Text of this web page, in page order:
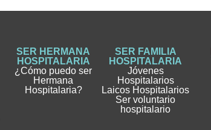
SER HERMANA
HOSPITALARIA
¿Cómo puedo ser
Hermana
Hospitalaria?
SER FAMILIA
HOSPITALARIA
Jóvenes
Hospitalarios
Laicos Hospitalarios
Ser voluntario
hospitalario